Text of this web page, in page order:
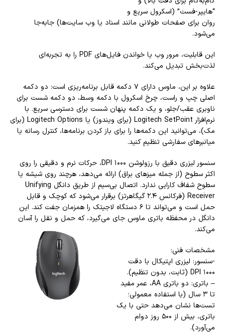
“هایپر-فست” (اسکرول سریع و
روان برای صفحات طولانی مانند اسناد یا وب‌ سایت‌ها) جابه‌جا
می‌شود.
این قابلیت، مرور وب یا خواندن فایل‌های PDF را به تجربه‌ای
لذت‌بخش تبدیل می‌کند.
علاوه بر این، ماوس دارای ۷ دکمه قابل برنامه‌ریزی است: دو دکمه
اصلی چپ و راست، چرخ اسکرول با دکمه وسط، دو دکمه شست برای
ناوبری عقب/جلو، و یک دکمه پنهان شست برای دسترسی سریع. با
نرم‌افزار Logitech SetPoint (برای ویندوز) یا Logitech Options (برای
مک)، می‌توانید این دکمه‌ها را برای باز کردن برنامه‌ها، کنترل رسانه یا
میانبرهای سفارشی تنظیم کنید.
سنسور لیزری دقیق با رزولوشن ۱۰۰۰ DPI، حرکات نرم و دقیقی را روی
اکثر سطوح (از جمله میزهای براق) ارائه می‌دهد، هرچند روی شیشه یا
سطوح شفاف کارایی ندارد. اتصال بی‌سیم از طریق دانگل Unifying
Receiver (فرکانس ۲.۴ گیگاهرتز) برقرار می‌شود که کوچک و قابل
حمل است و می‌تواند تا ۶ دستگاه لاجیتک را همزمان جفت کند. این
دانگل در محفظه باتری ماوس جای می‌گیرد، که حمل و نقل را آسان
می‌کند.
مشخصات فنی:
-سنسور: لیزری اپتیکال با دقت
۱۰۰۰ DPI (ثابت، بدون تنظیم).
– باتری: دو باتری AA، عمر مفید
تا ۳ سال (با استفاده معمولی؛
تست‌ها نشان می‌دهد حتی با یک
باتری، بیش از ۵۰۰ روز دوام
می‌آورد).